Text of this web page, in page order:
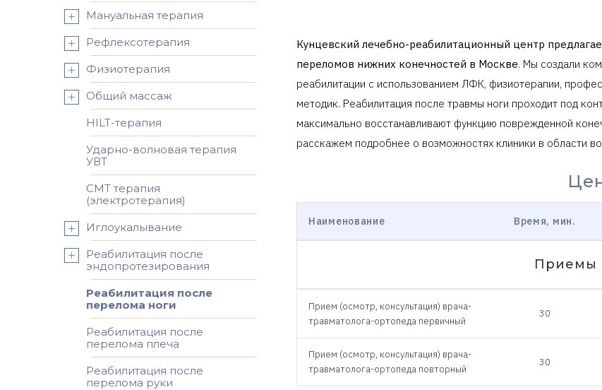
Мануальная терапия
Рефлексотерапия
Физиотерапия
Общий массаж
HILT-терапия
Ударно-волновая терапия
УВТ
СМТ терапия
(электротерапия)
Иглоукалывание
Реабилитация после
эндопротезирования
Реабилитация после
перелома ноги
Реабилитация после
перелома плеча
Реабилитация после
перелома руки
Кунцевский лечебно-реабилитационный центр
переломов нижних конечностей в Москве. Мы создали
реабилитации с использованием ЛФК, физиотерапии,
методик. Реабилитация после травмы ноги проходит под
максимально восстанавливают функцию поврежденной
расскажем подробнее о возможностях клиники в области
Наименование Время, мин.
Приемы
Прием (осмотр, консультация) врача-
травматолога-ортопеда первичный
30
Прием (осмотр, консультация) врача-
травматолога-ортопеда повторный
30